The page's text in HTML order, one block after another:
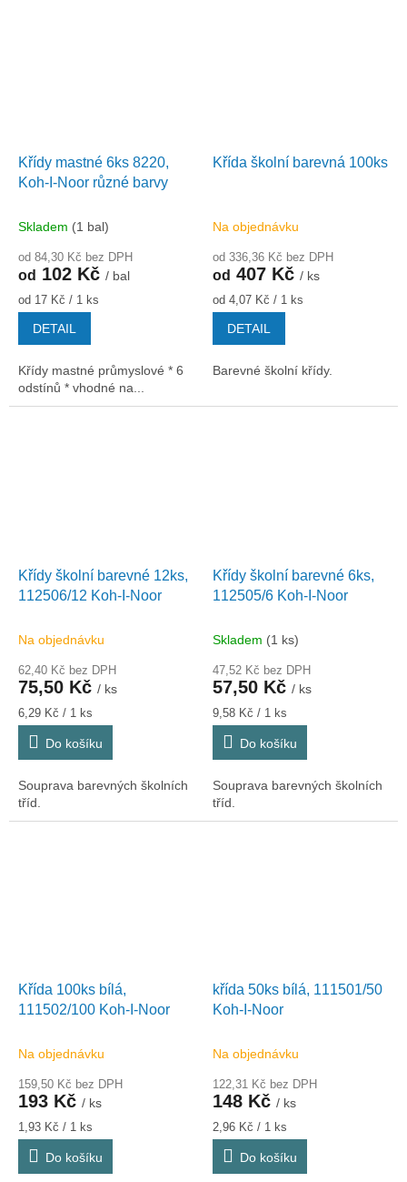
Křídy mastné 6ks 8220,
Koh-I-Noor různé barvy
Skladem (1 bal)
od 84,30 Kč bez DPH
od 102 Kč / bal
Měrná
cena:
od 17 Kč / 1 ks
DETAIL
Křídy mastné průmyslové * 6
odstínů * vhodné na...
Křída školní barevná 100ks
Na objednávku
od 336,36 Kč bez DPH
od 407 Kč / ks
Měrná
cena:
od 4,07 Kč / 1 ks
DETAIL
Barevné školní křídy.
Křídy školní barevné 12ks,
112506/12 Koh-I-Noor
Na objednávku
62,40 Kč bez DPH
75,50 Kč / ks
Měrná
cena:
6,29 Kč / 1 ks
Do košíku
Souprava barevných školních
tříd.
Křídy školní barevné 6ks,
112505/6 Koh-I-Noor
Skladem (1 ks)
47,52 Kč bez DPH
57,50 Kč / ks
Měrná
cena:
9,58 Kč / 1 ks
Do košíku
Souprava barevných školních
tříd.
Křída 100ks bílá,
111502/100 Koh-I-Noor
Na objednávku
159,50 Kč bez DPH
193 Kč / ks
Měrná
cena:
1,93 Kč / 1 ks
Do košíku
křída 50ks bílá, 111501/50
Koh-I-Noor
Na objednávku
122,31 Kč bez DPH
148 Kč / ks
Měrná
cena:
2,96 Kč / 1 ks
Do košíku